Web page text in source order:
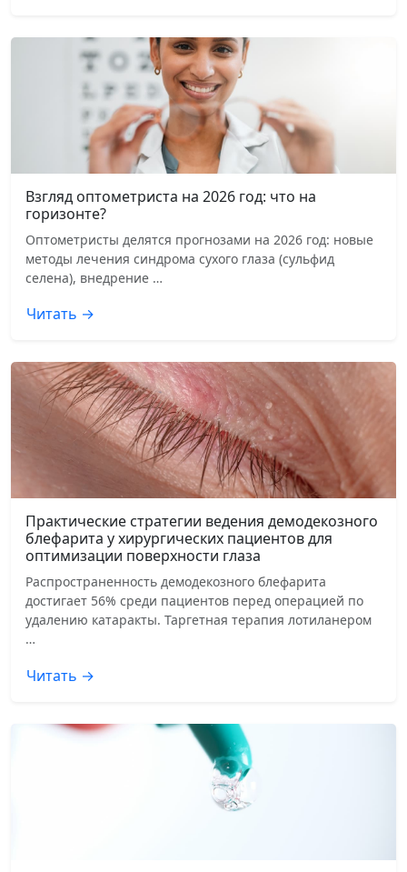
Взгляд оптометриста на 2026 год: что на
горизонте?
Оптометристы делятся прогнозами на 2026 год: новые
методы лечения синдрома сухого глаза (сульфид
селена), внедрение …
Читать →
Практические стратегии ведения демодекозного
блефарита у хирургических пациентов для
оптимизации поверхности глаза
Распространенность демодекозного блефарита
достигает 56% среди пациентов перед операцией по
удалению катаракты. Таргетная терапия лотиланером
…
Читать →